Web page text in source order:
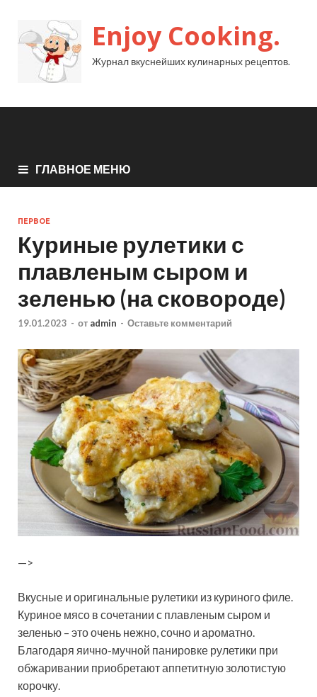
Enjoy Cooking.
Журнал вкуснейших кулинарных рецептов.
ГЛАВНОЕ МЕНЮ
ПЕРВОЕ
Куриные рулетики с
плавленым сыром и
зеленью (на сковороде)
19.01.2023 - от admin - Оставьте комментарий
—>
Вкусные и оригинальные рулетики из куриного филе.
Куриное мясо в сочетании с плавленым сыром и
зеленью – это очень нежно, сочно и ароматно.
Благодаря яично-мучной панировке рулетики при
обжаривании приобретают аппетитную золотистую
корочку.